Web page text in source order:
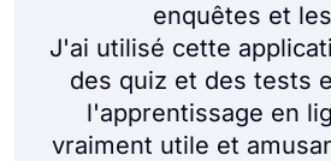
enquêtes et
J'ai utilisé cette
des quiz et des tests
l'apprentissage en
vraiment utile et